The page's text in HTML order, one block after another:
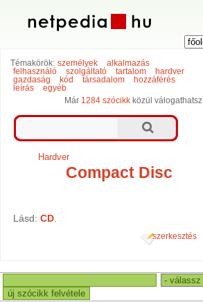
Témakörök: személyek
alkalmazás
felhasználó
szolgáltató tartalom
hardver
gazdaság
kód társadalom
hozzáférés
leírás
egyéb
Már 1284 szócikk közül válogathatsz.
Hardver
Compact Disc
Lásd:CD
szerkesztés